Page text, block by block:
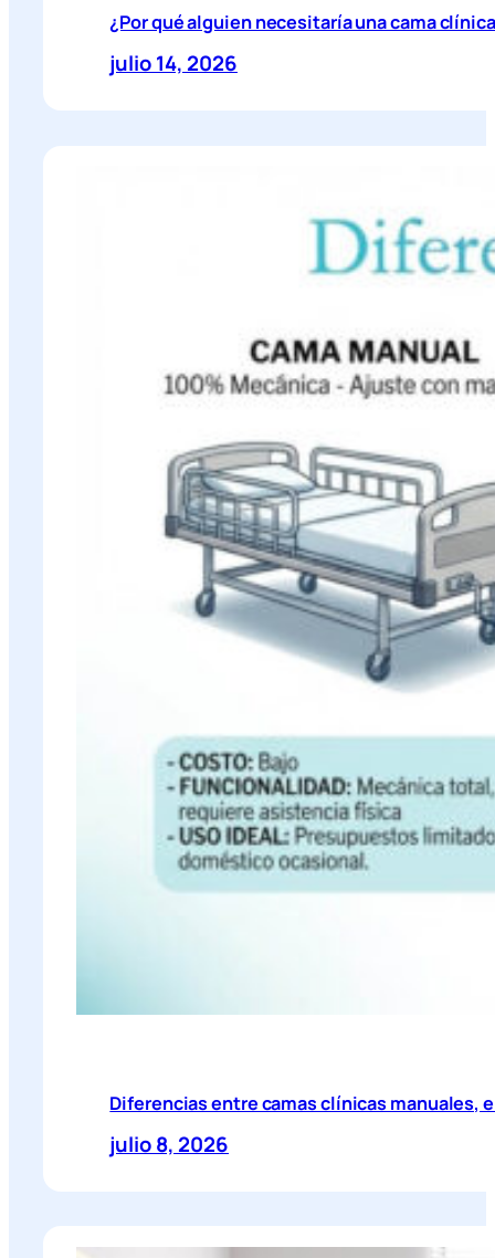
¿Por qué alguien necesitaría una cama
julio 14, 2026
Diferencias entre camas clínicas manuales,
julio 8, 2026